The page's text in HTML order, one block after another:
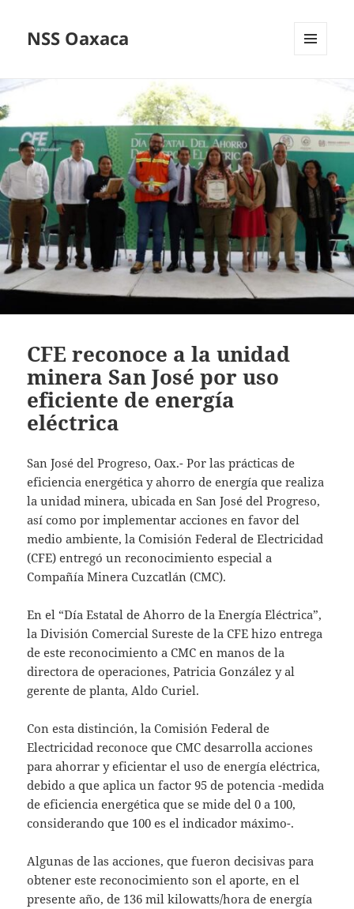
NSS Oaxaca
CFE reconoce a la unidad
minera San José por uso
eficiente de energía
eléctrica
San José del Progreso, Oax.- Por las prácticas de
eficiencia energética y ahorro de energía que realiza
la unidad minera, ubicada en San José del Progreso,
así como por implementar acciones en favor del
medio ambiente, la Comisión Federal de Electricidad
(CFE) entregó un reconocimiento especial a
Compañía Minera Cuzcatlán (CMC).
En el “Día Estatal de Ahorro de la Energía Eléctrica”,
la División Comercial Sureste de la CFE hizo entrega
de este reconocimiento a CMC en manos de la
directora de operaciones, Patricia González y al
gerente de planta, Aldo Curiel.
Con esta distinción, la Comisión Federal de
Electricidad reconoce que CMC desarrolla acciones
para ahorrar y eficientar el uso de energía eléctrica,
debido a que aplica un factor 95 de potencia -medida
de eficiencia energética que se mide del 0 a 100,
considerando que 100 es el indicador máximo-.
Algunas de las acciones, que fueron decisivas para
obtener este reconocimiento son el aporte, en el
presente año, de 136 mil kilowatts/hora de energía